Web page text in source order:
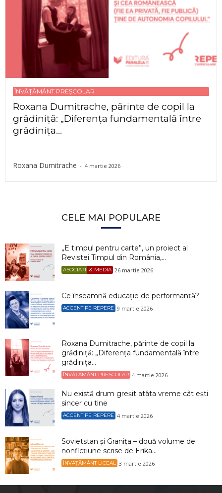
ÎNVĂȚĂMÂNT PREȘCOLAR
Roxana Dumitrache, părinte de copil la
grădiniță: „Diferența fundamentală între
grădinița...
Roxana Dumitrache - 4 martie 2026
CELE MAI POPULARE
„E timpul pentru carte”, un proiect al
Revistei Timpul din România,...
ASOCIAȚII & MEDIA 26 martie 2026
Ce înseamnă educație de performanță?
ACCENT PE REPERE 9 martie 2026
Roxana Dumitrache, părinte de copil la
grădiniță: „Diferența fundamentală între
grădinița...
ÎNVĂȚĂMÂNT PREȘCOLAR 4 martie 2026
Nu există drum greșit atâta vreme cât ești
sincer cu tine
ACCENT PE REPERE 4 martie 2026
Sovietstan și Granița – două volume de
nonficțiune scrise de Erika...
ÎNVĂȚĂMÂNT LICEAL 3 martie 2026